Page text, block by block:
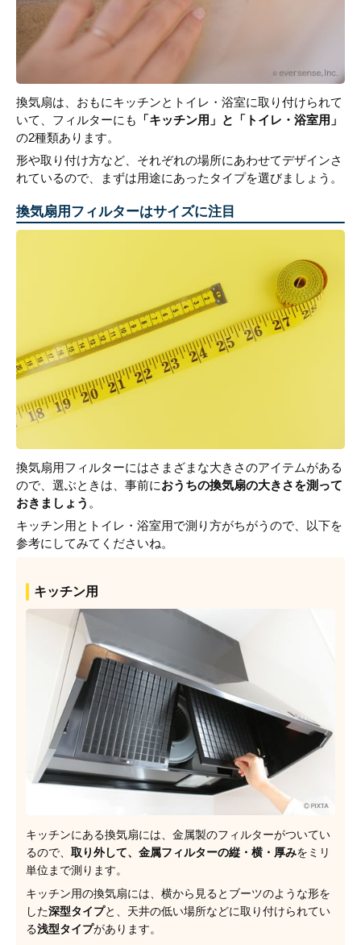
換気扇は、おもにキッチンとトイレ・浴室に取り付けられて
いて、フィルターにも
「キッチン用」と「トイレ・浴室用」
の2種類あります。
形や取り付け方など、それぞれの場所にあわせてデザインさ
れているので、まずは用途にあったタイプを選びましょう。
換気扇用フィルターはサイズに注目
換気扇用フィルターにはさまざまな大きさのアイテムがある
ので、選ぶときは、事前におうちの換気扇の大きさを測って
おきましょう 。
キッチン用とトイレ・浴室用で測り方がちがうので、以下を
参考にしてみてくださいね。
キッチン用
キッチンにある換気扇には、金属製のフィルターがついてい
るので、 取り外して、金属フィルターの縦・横・厚みをミリ
単位まで測ります。
キッチン用の換気扇には、横から見るとブーツのような形を
した深型タイプと、天井の低い場所などに取り付けられてい
る浅型タイプがあります。